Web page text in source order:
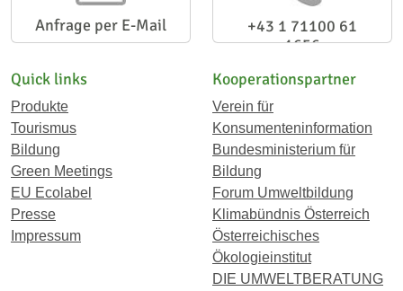
Anfrage per E-Mail
+43 1 71100 61
1656
Quick links
Produkte
Tourismus
Bildung
Green Meetings
EU Ecolabel
Presse
Impressum
Kooperationspartner
Verein für
Konsumenteninformation
Bundesministerium für
Bildung
Forum Umweltbildung
Klimabündnis Österreich
Österreichisches
Ökologieinstitut
DIE UMWELTBERATUNG